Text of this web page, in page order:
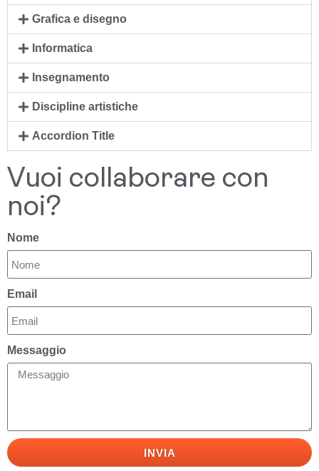
Grafica e disegno
Informatica
Insegnamento
Discipline artistiche
Accordion Title
Vuoi collaborare con
noi?
Nome
Email
Messaggio
INVIA